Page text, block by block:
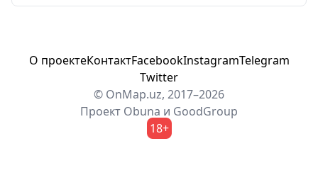
О проектеКонтактFacebookInstagramTelegram
Twitter
© OnMap.uz, 2017–2026
Проект Obuna и GoodGroup
18+